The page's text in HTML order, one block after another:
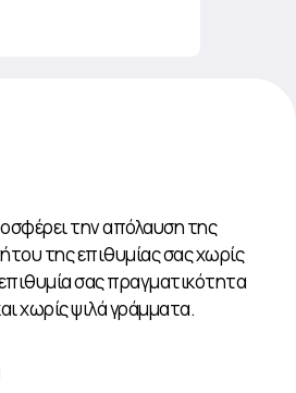
την απόλαυση της
της επιθυμίας σας χωρίς
σας πραγματικότητα
χωρίς ψιλά γράμματα.